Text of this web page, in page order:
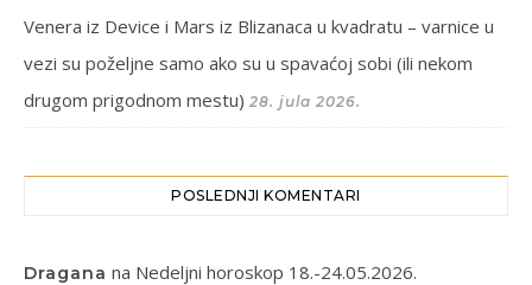
Venera iz Device i Mars iz Blizanaca u kvadratu – varnice u
vezi su poželjne samo ako su u spavaćoj sobi (ili nekom
drugom prigodnom mestu) 28. jula 2026.
POSLEDNJI KOMENTARI
Dragana na Nedeljni horoskop 18.-24.05.2026.